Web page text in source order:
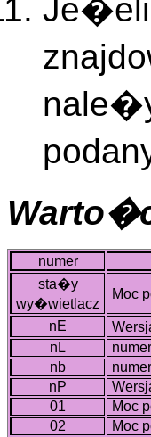
Je�eli
numer
sta�y
wy�wietlacz
Moc
nE
nL
nb
nP
01
Moc
02
Moc